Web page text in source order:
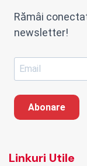
Rămâi
newsletter!
Abonare
Linkuri Utile